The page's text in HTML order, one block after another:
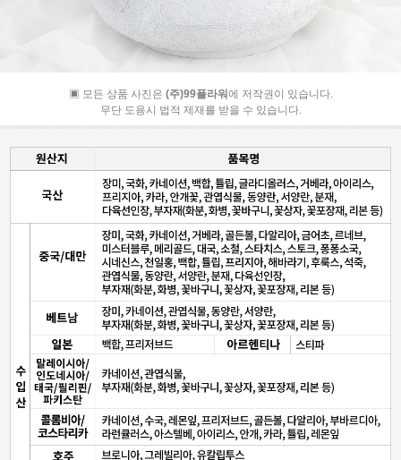
▣ 모든 상품 사진은 (주)99플라워에 저작권이 있습니다.
무단 도용시 법적 제재를 받을 수 있습니다.